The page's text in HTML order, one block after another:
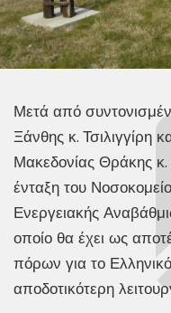
Μετά από
Ξάνθης κ. Τσιλιγγίρη
Μακεδονίας Θράκης
ένταξη του
Ενεργειακής
οποίο θα έχει ως
πόρων για το
αποδοτικότερη